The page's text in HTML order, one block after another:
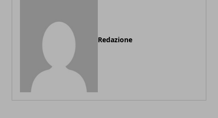
Redazione